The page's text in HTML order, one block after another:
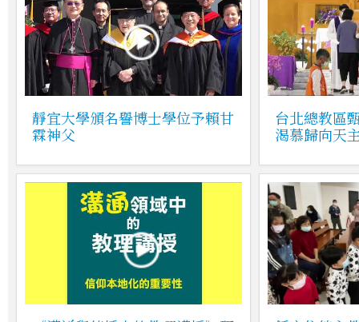
靜宜大學頒名譽博士學位予賴甘
霖神父
台北總教區
渴慕歸向天